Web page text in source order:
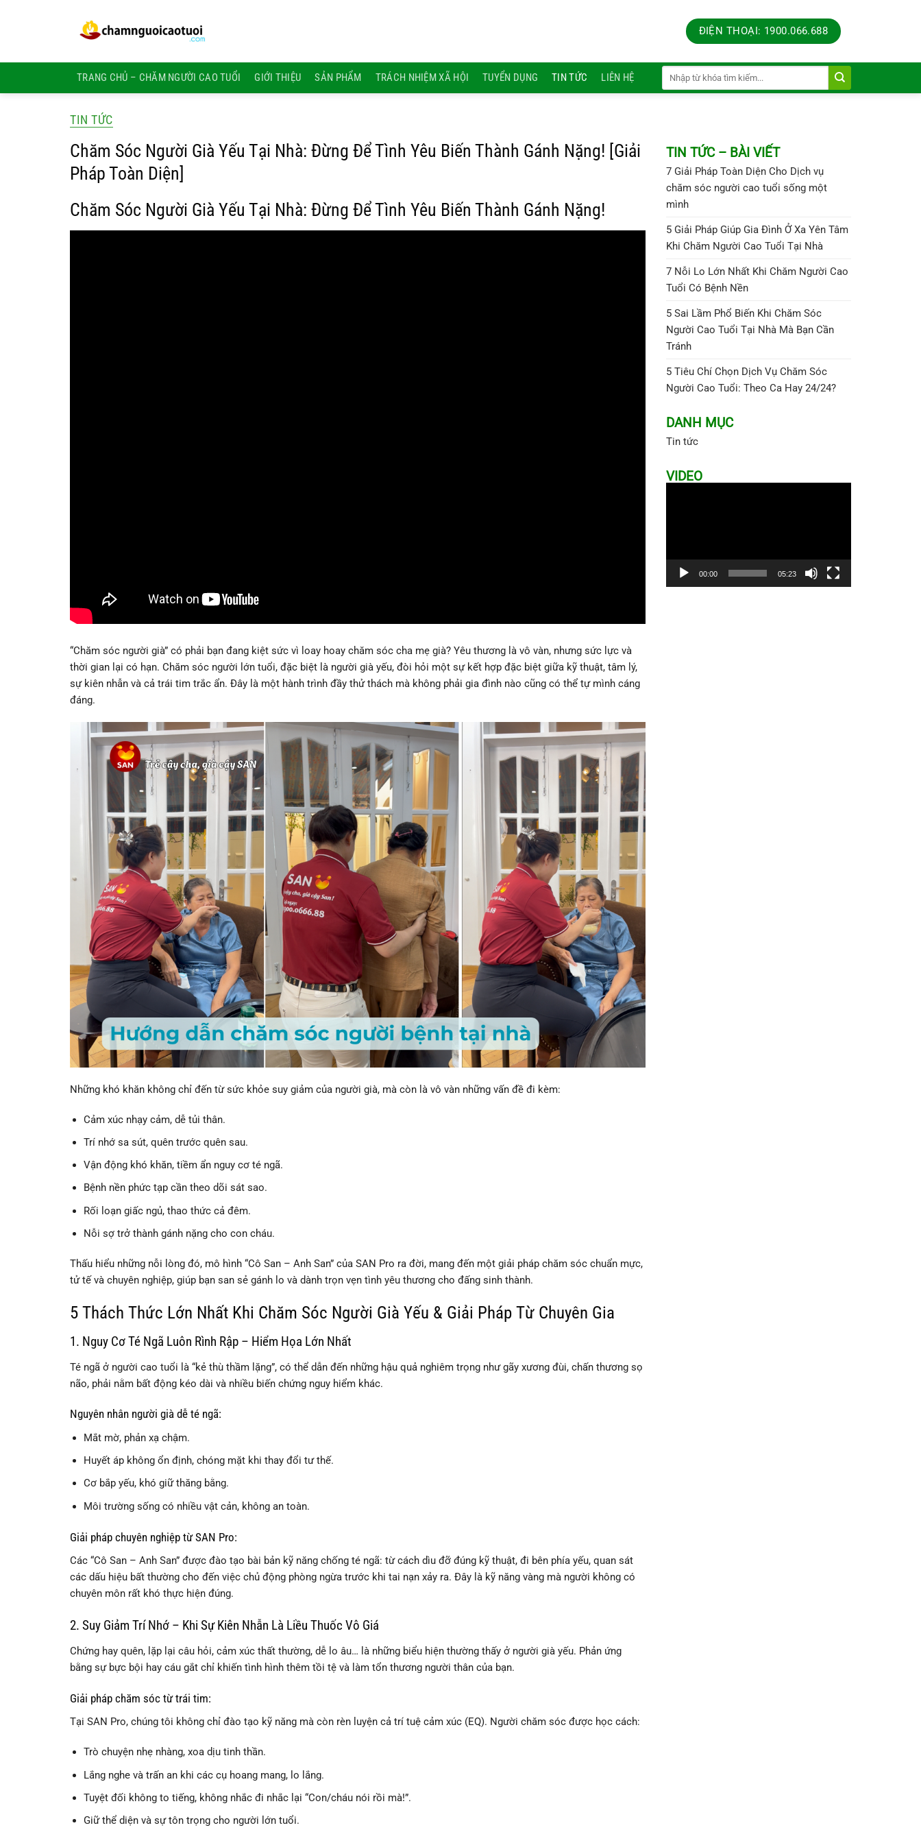
ĐIỆN THOẠI: 1900.066.688
TRANG CHỦ – CHĂM NGƯỜI CAO TUỔI GIỚI THIỆU SẢN PHẨM TRÁCH NHIỆM XÃ HỘI TUYỂN DỤNG TIN TỨC LIÊN HỆ
TIN TỨC
Chăm Sóc Người Già Yếu Tại Nhà: Đừng Để Tình Yêu Biến Thành Gánh Nặng! [Giải
Pháp Toàn Diện]
Chăm Sóc Người Già Yếu Tại Nhà: Đừng Để Tình Yêu Biến Thành Gánh Nặng!
“Chăm sóc người già” có phải bạn đang kiệt sức vì loay hoay chăm sóc cha mẹ già? Yêu thương là vô vàn, nhưng sức lực và
thời gian lại có hạn. Chăm sóc người lớn tuổi, đặc biệt là người già yếu, đòi hỏi một sự kết hợp đặc biệt giữa kỹ thuật, tâm lý,
sự kiên nhẫn và cả trái tim trắc ẩn. Đây là một hành trình đầy thử thách mà không phải gia đình nào cũng có thể tự mình cáng
đáng.
Những khó khăn không chỉ đến từ sức khỏe suy giảm của người già, mà còn là vô vàn những vấn đề đi kèm:
Cảm xúc nhạy cảm, dễ tủi thân.
Trí nhớ sa sút, quên trước quên sau.
Vận động khó khăn, tiềm ẩn nguy cơ té ngã.
Bệnh nền phức tạp cần theo dõi sát sao.
Rối loạn giấc ngủ, thao thức cả đêm.
Nỗi sợ trở thành gánh nặng cho con cháu.
Thấu hiểu những nỗi lòng đó, mô hình “Cô San – Anh San” của SAN Pro ra đời, mang đến một giải pháp chăm sóc chuẩn mực,
tử tế và chuyên nghiệp, giúp bạn san sẻ gánh lo và dành trọn vẹn tình yêu thương cho đấng sinh thành.
5 Thách Thức Lớn Nhất Khi Chăm Sóc Người Già Yếu & Giải Pháp Từ Chuyên Gia
1. Nguy Cơ Té Ngã Luôn Rình Rập – Hiểm Họa Lớn Nhất
Té ngã ở người cao tuổi là “kẻ thù thầm lặng”, có thể dẫn đến những hậu quả nghiêm trọng như gãy xương đùi, chấn thương sọ
não, phải nằm bất động kéo dài và nhiều biến chứng nguy hiểm khác.
Nguyên nhân người già dễ té ngã:
Mắt mờ, phản xạ chậm.
Huyết áp không ổn định, chóng mặt khi thay đổi tư thế.
Cơ bắp yếu, khó giữ thăng bằng.
Môi trường sống có nhiều vật cản, không an toàn.
Giải pháp chuyên nghiệp từ SAN Pro:
Các “Cô San – Anh San” được đào tạo bài bản kỹ năng chống té ngã: từ cách dìu đỡ đúng kỹ thuật, đi bên phía yếu, quan sát
các dấu hiệu bất thường cho đến việc chủ động phòng ngừa trước khi tai nạn xảy ra. Đây là kỹ năng vàng mà người không có
chuyên môn rất khó thực hiện đúng.
2. Suy Giảm Trí Nhớ – Khi Sự Kiên Nhẫn Là Liều Thuốc Vô Giá
Chứng hay quên, lặp lại câu hỏi, cảm xúc thất thường, dễ lo âu… là những biểu hiện thường thấy ở người già yếu. Phản ứng
bằng sự bực bội hay cáu gắt chỉ khiến tình hình thêm tồi tệ và làm tổn thương người thân của bạn.
Giải pháp chăm sóc từ trái tim:
Tại SAN Pro, chúng tôi không chỉ đào tạo kỹ năng mà còn rèn luyện cả trí tuệ cảm xúc (EQ). Người chăm sóc được học cách:
Trò chuyện nhẹ nhàng, xoa dịu tinh thần.
Lắng nghe và trấn an khi các cụ hoang mang, lo lắng.
Tuyệt đối không to tiếng, không nhắc đi nhắc lại “Con/cháu nói rồi mà!”.
Giữ thể diện và sự tôn trọng cho người lớn tuổi.
TIN TỨC – BÀI VIẾT
7 Giải Pháp Toàn Diện Cho Dịch vụ
chăm sóc người cao tuổi sống một
mình
5 Giải Pháp Giúp Gia Đình Ở Xa Yên Tâm
Khi Chăm Người Cao Tuổi Tại Nhà
7 Nỗi Lo Lớn Nhất Khi Chăm Người Cao
Tuổi Có Bệnh Nền
5 Sai Lầm Phổ Biến Khi Chăm Sóc
Người Cao Tuổi Tại Nhà Mà Bạn Cần
Tránh
5 Tiêu Chí Chọn Dịch Vụ Chăm Sóc
Người Cao Tuổi: Theo Ca Hay 24/24?
DANH MỤC
Tin tức
VIDEO
00:00 05:23